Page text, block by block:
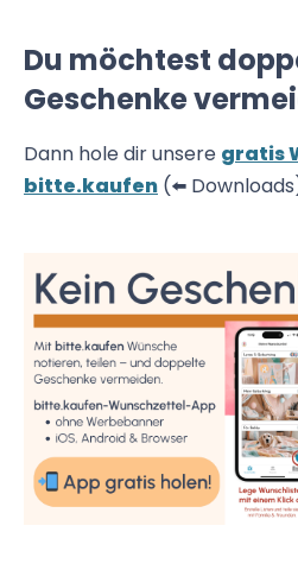
Du möchtest
Geschenke
Dann hole dir unsere gratis
bitte.kaufen (⬅️